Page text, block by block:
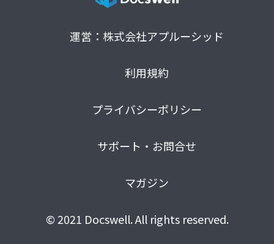
運営：株式会社アプルーシッド
利用規約
プライバシーポリシー
サポート・お問合せ
マガジン
© 2021 Docswell. All rights reserved.